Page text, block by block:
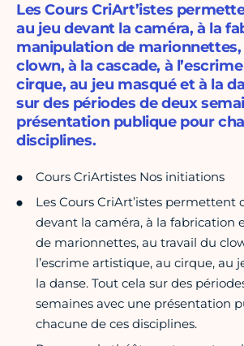
Les Cours CriArt’istes
au jeu devant la caméra, à la
manipulation de marionnettes,
clown, à la cascade, à
cirque, au jeu masqué et à la
sur des périodes de deux
présentation publique pour
disciplines.
Cours CriArtistes Nos initiations
Les Cours CriArt’istes permettent
devant la caméra, à la fabrication
de marionnettes, au travail du
l’escrime artistique, au cirque, au
la danse. Tout cela sur des
semaines avec une présentation
chacune de ces disciplines.